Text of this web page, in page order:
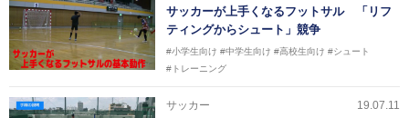
サッカーが上手くなるフットサル 「リフ
ティングからシュート」競争
#小学生向け #中学生向け #高校生向け #シュート
#トレーニング
サッカー 19.07.11